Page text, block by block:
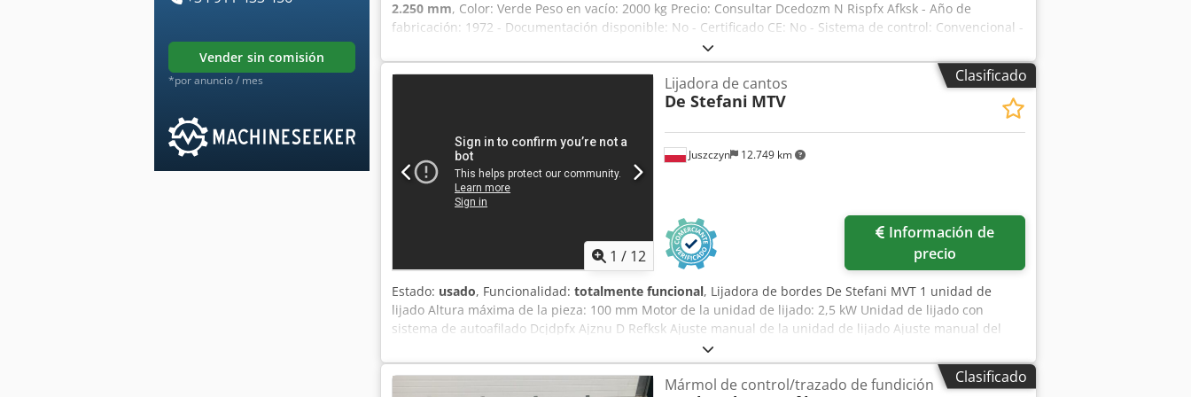
vender sin comisión
*por anuncio / mes
2.250 mm, Color: Verde Peso en vacío: 2000 kg Precio: Consultar Dcedozm N Rispfx Afksk - Año de
fabricación: 1972 - Documentación disponible: No - Certificado CE: No - Sistema de control: Convencional -
Dimensiones de transporte: 1800 mm x 2250 mm x 1400 mm (largo x ancho x alto) - Peso de transporte
[kg]: 2000 kg - Paquetes de transporte [unidades]: 1 Información financiera IVA: El precio indicado no
incluye el IVA IVA/Régimen de recargo del IVA: El IVA es deducible para las empresas Entrega y aceptación
de vehículos usados posibles en cualquier momento para todos los productos de la industria Lukas van
Clasificado
1 / 12
Juszczyn 12.749 km
Lijadora de cantos
De Stefani MTV
precio
Estado: usado, Funcionalidad: totalmente funcional, Lijadora de bordes De Stefani MVT 1 unidad de
lijado Altura máxima de la pieza: 100 mm Motor de la unidad de lijado: 2,5 kW Unidad de lijado con
sistema de autoafilado Dcjdpfx Ajznu D Refksk Ajuste manual de la unidad de lijado Ajuste manual del
ángulo de la unidad Unidad de lijado con oscilación Velocidad de avance regulable mediante variador
Motor de avance de 0,74 kW
Clasificado
Mármol de control/trazado de fundición